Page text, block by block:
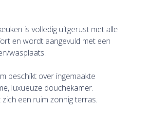
is volledig uitgerust met alle
en wordt aangevuld met een
wasplaats.
beschikt over ingemaakte
luxueuze douchekamer.
een ruim zonnig terras.